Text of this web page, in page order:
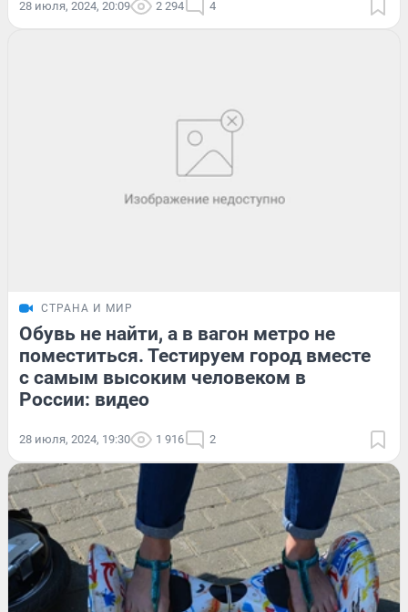
28 июля, 2024, 20:09 2 294 4
СТРАНА И МИР
Обувь не найти, а в вагон метро не
поместиться. Тестируем город вместе
с самым высоким человеком в
России: видео
28 июля, 2024, 19:30 1 916 2